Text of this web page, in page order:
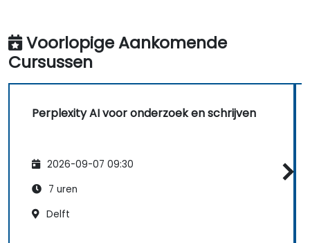
Voorlopige Aankomende
Cursussen
Perplexity AI voor onderzoek en schrijven
2026-09-07 09:30
7 uren
Delft